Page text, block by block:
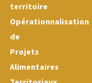
territoire
Opérationnalisation
de
Projets
Alimentaires